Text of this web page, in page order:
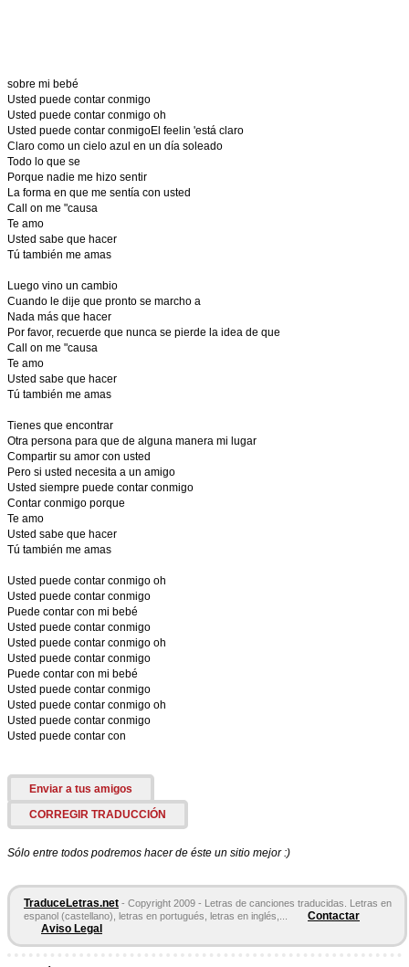
sobre mi bebé
Usted puede contar conmigo
Usted puede contar conmigo oh
Usted puede contar conmigoEl feelin 'está claro
Claro como un cielo azul en un día soleado
Todo lo que se
Porque nadie me hizo sentir
La forma en que me sentía con usted
Call on me "causa
Te amo
Usted sabe que hacer
Tú también me amas
Luego vino un cambio
Cuando le dije que pronto se marcho a
Nada más que hacer
Por favor, recuerde que nunca se pierde la idea de que
Call on me "causa
Te amo
Usted sabe que hacer
Tú también me amas
Tienes que encontrar
Otra persona para que de alguna manera mi lugar
Compartir su amor con usted
Pero si usted necesita a un amigo
Usted siempre puede contar conmigo
Contar conmigo porque
Te amo
Usted sabe que hacer
Tú también me amas
Usted puede contar conmigo oh
Usted puede contar conmigo
Puede contar con mi bebé
Usted puede contar conmigo
Usted puede contar conmigo oh
Usted puede contar conmigo
Puede contar con mi bebé
Usted puede contar conmigo
Usted puede contar conmigo oh
Usted puede contar conmigo
Usted puede contar con
Enviar a tus amigos
CORREGIR TRADUCCIÓN
Sólo entre todos podremos hacer de éste un sitio mejor :)
TraduceLetras.net - Copyright 2009 - Letras de canciones traducidas. Letras en
espanol (castellano), letras en portugués, letras en inglés,...
Contactar
Aviso Legal